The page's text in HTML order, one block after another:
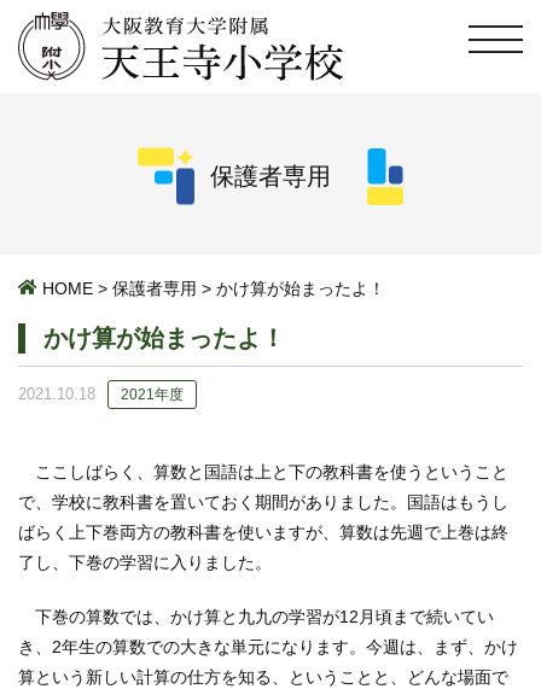
保護者専用
HOME > 保護者専用 > かけ算が始まったよ！
かけ算が始まったよ！
2021.10.18 2021年度
ここしばらく、算数と国語は上と下の教科書を使うということ
で、学校に教科書を置いておく期間がありました。国語はもうし
ばらく上下巻両方の教科書を使いますが、算数は先週で上巻は終
了し、下巻の学習に入りました。
下巻の算数では、かけ算と九九の学習が12月頃まで続いてい
き、2年生の算数での大きな単元になります。今週は、まず、かけ
算という新しい計算の仕方を知る、ということと、どんな場面で